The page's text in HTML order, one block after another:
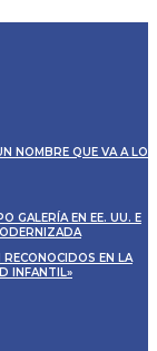
NOMBRE QUE VA A LO
GALERÍA EN EE. UU. E
EN LA
INFANTIL»